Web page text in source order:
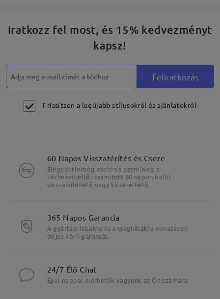
Iratkozz fel most, és 15% kedvezményt
kapsz!
Feliratkozás
Frissítsen a legújabb stílusokról és ajánlatokról
60 Napos Visszatérítés és Csere
Elégedetlenség esetén a szemüveg a
kézhezvételtől számított 60 napon belül
visszaküldhető vagy kicserélhető.
365 Napos Garancia
A gyártási hibákra és anyaghibákra vonatkozó
teljes körű garancia.
24/7 Élő Chat
Éjjel-nappal elérhetők vagyunk az Ön számára.